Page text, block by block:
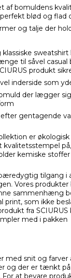
af bomuldens
blød og flad
og talje der
klassiske
til såvel
produkt
inderside som
der lægger
gentagende
er
kemiske
tilgang i
Vores produkter
sammenhæng
print, som ikke
fra SCIURUS
med i pakken
med snit og
og der er tænkt
For at bevare